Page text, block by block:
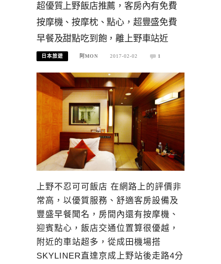
超優質上野飯店推薦，客房內有免費
按摩機、按摩枕、點心，超豐盛免費
早餐及甜點吃到飽，離上野車站近
日本旅遊 阿MON 2017-02-02 1
上野不忍可可飯店 在網路上的評價非
常高，以優質服務、舒適客房設備及
豐盛早餐聞名，房間內還有按摩機、
迎賓點心，飯店交通位置算很優越，
附近的車站超多，從成田機場搭
SKYLINER直達京成上野站後走路4分